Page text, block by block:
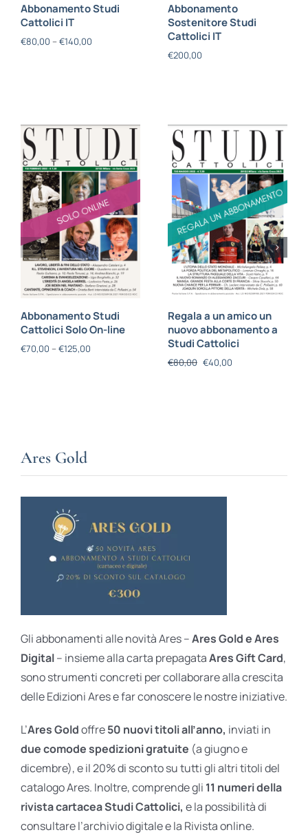
Abbonamento Studi
Cattolici IT
€80,00 – €140,00
Abbonamento
Sostenitore Studi
Cattolici IT
€200,00
Abbonamento Studi
Cattolici Solo On-line
€70,00 – €125,00
Regala a un amico un
nuovo abbonamento a
Studi Cattolici
€80,00 €40,00
Ares Gold
Gli abbonamenti alle novità Ares –Ares Gold e Ares
Digital– insieme alla carta prepagataAres Gift Card,
sono strumenti concreti per collaborare alla crescita
delle Edizioni Ares e far conoscere le nostre iniziative.
L’Ares Goldoffre50 nuovi titoli all’anno, inviati in
due comode spedizioni gratuite (a giugno e
dicembre), e il 20% di sconto su tutti gli altri titoli del
catalogo Ares. Inoltre, comprende gli 11 numeri della
rivista cartacea Studi Cattolici, e la possibilità di
consultare l’archivio digitale e la Rivista online.